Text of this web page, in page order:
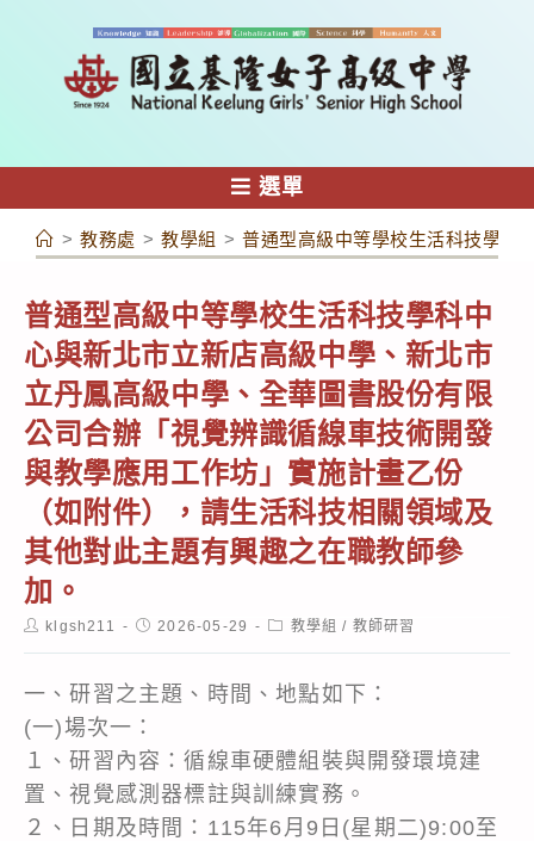
容
選單
> 教務處 > 教學組 > 普通型高級中等學校生活科技學科
普通型高級中等學校生活科技學科中
心與新北市立新店高級中學、新北市
立丹鳳高級中學、全華圖書股份有限
公司合辦「視覺辨識循線車技術開發
與教學應用工作坊」實施計畫乙份
（如附件），請生活科技相關領域及
其他對此主題有興趣之在職教師參
加。
Postklgsh211
Post2026-05-29
Post教學組 / 教師研習
一、研習之主題、時間、地點如下：
(一)場次一：
１、研習內容：循線車硬體組裝與開發環境建
置、視覺感測器標註與訓練實務。
２、日期及時間：115年6月9日(星期二)9:00至